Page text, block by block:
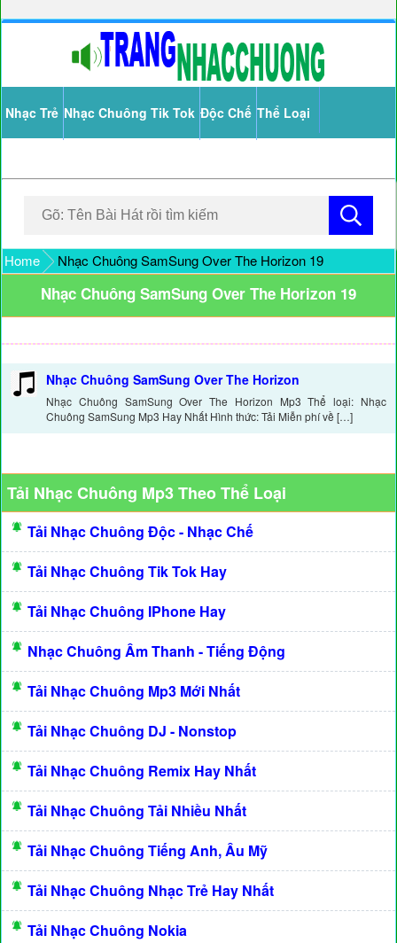
Nhạc Trẻ Nhạc Chuông Tik Tok Độc Chế Thể Loại
Home Nhạc Chuông SamSung Over The Horizon 19
Nhạc Chuông SamSung Over The Horizon 19
Nhạc Chuông SamSung Over The Horizon
Nhạc Chuông SamSung Over The Horizon Mp3 Thể loại: Nhạc
Chuông SamSung Mp3 Hay Nhất Hình thức: Tải Miễn phí về […]
Tải Nhạc Chuông Mp3 Theo Thể Loại
Tải Nhạc Chuông Độc - Nhạc Chế
Tải Nhạc Chuông Tik Tok Hay
Tải Nhạc Chuông IPhone Hay
Nhạc Chuông Âm Thanh - Tiếng Động
Tải Nhạc Chuông Mp3 Mới Nhất
Tải Nhạc Chuông DJ - Nonstop
Tải Nhạc Chuông Remix Hay Nhất
Tải Nhạc Chuông Tải Nhiều Nhất
Tải Nhạc Chuông Tiếng Anh, Âu Mỹ
Tải Nhạc Chuông Nhạc Trẻ Hay Nhất
Tải Nhạc Chuông Nokia